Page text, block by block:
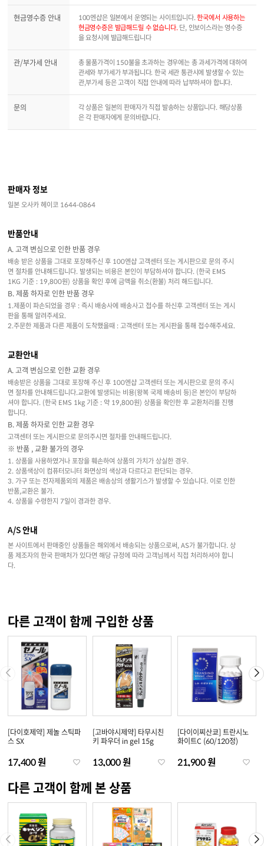
현금영수증 안내 100엔샵은 일본에서 운영되는 사이트입니다.한국에서 사용하는
현금영수증은 발급해드릴 수 없습니다.단, 인보이스라는 영수증
을 요청시에 발급해드립니다
관/부가세 안내
총 물품가격이 150불을 초과하는 경우에는 총 과세가격에 대하여
관세와 부가세가 부과됩니다. 한국 세관 통관시에 발생할 수 있는
관,부가세 등은 고객이 직접 안내에 따라 납부하셔야 합니다.
문의
각 상품은 일본의 판매자가 직접 발송하는 상품입니다. 해당상품
은 각 판매자에게 문의바랍니다.
판매자 정보
일본 오사카 헤이코 1644-0864
반품안내
A. 고객 변심으로 인한 반품 경우
배송 받은 상품을 그대로 포장해주신 후 100엔샵 고객센터 또는 게시판으로 문의 주시
면 절차를 안내해드립니다. 발생되는 비용은 본인이 부담하셔야 합니다. (한국 EMS
1KG 기준 : 19,800원) 상품을 확인 후에 금액을 취소(환불) 처리 해드립니다.
B. 제품 하자로 인한 반품 경우
1.제품이 파손되었을 경우 : 즉시 배송사에 배송사고 접수를 하신후 고객센터 또는 게시
판을 통해 알려주세요.
2.주문한 제품과 다른 제품이 도착했을때 : 고객센터 또는 게시판을 통해 접수해주세요.
교환안내
A. 고객 변심으로 인한 교환 경우
배송받은 상품을 그대로 포장해 주신 후 100엔샵 고객센터 또는 게시판으로 문의 주시
면 절차를 안내해드립니다.교환에 발생되는 비용(왕복 국제 배송비 등)은 본인이 부담하
셔야 합니다. (한국 EMS 1kg 기준 : 약 19,800원) 상품을 확인한 후 교환처리를 진행
합니다.
B. 제품 하자로 인한 교환 경우
고객센터 또는 게시판으로 문의주시면 절차를 안내해드립니다.
※ 반품 , 교환 불가의 경우
1. 상품을 사용하였거나 포장을 훼손하여 상품의 가치가 상실한 경우.
2. 상품색상이 컴퓨터모니터 화면상의 색상과 다르다고 판단되는 경우.
3. 가구 또는 전자제품외의 제품은 배송상의 생활기스가 발생할 수 있습니다. 이로 인한
반품,교환은 불가.
4. 상품을 수령한지 7일이 경과한 경우.
A/S 안내
본 사이트에서 판매중인 상품들은 해외에서 배송되는 상품으로써, AS가 불가합니다. 상
품 제조자의 한국 판매처가 있다면 해당 규정에 따라 고객님께서 직접 처리하셔야 합니
다.
다른 고객이 함께 구입한 상품
[다이호제약] 제놀 스틱파
스 SX
17,400 원
[고바야시제약] 타무시친
키 파우더 in gel 15g
13,000 원
[다이이찌산쿄] 트란시노
화이트C (60/120정)
21,900 원
다른 고객이 함께 본 상품